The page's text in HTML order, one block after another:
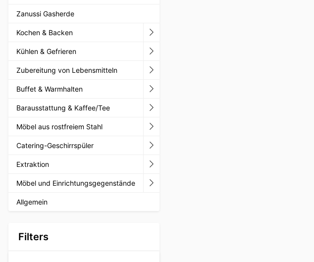
Zanussi Gasherde
Kochen & Backen
Kühlen & Gefrieren
Zubereitung von Lebensmitteln
Buffet & Warmhalten
Barausstattung & Kaffee/Tee
Möbel aus rostfreiem Stahl
Catering-Geschirrspüler
Extraktion
Möbel und Einrichtungsgegenstände
Allgemein
Filters